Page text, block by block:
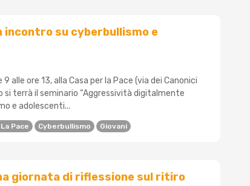
incontro su cyberbullismo e
alle ore 13, alla Casa per la Pace (via dei Canonici
si terrà il seminario “Aggressività digitalmente
e adolescenti...
Pace Cyberbullismo Giovani
giornata di riflessione sul ritiro